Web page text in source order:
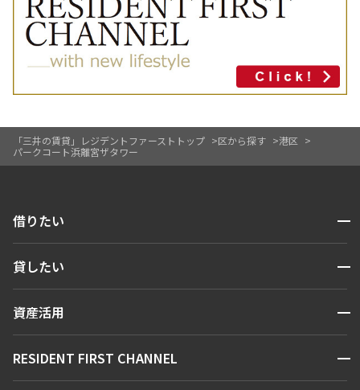
「三井の賃貸」レジデントファーストトップ 区から探す
港区
パークコート浜離宮ザタワー
借りたい 開閉
人気エリアから探す
貸したい 開閉
お問い合わせ
資産活用 開閉
お問い合わせ
RESIDENT FIRST CHANNEL 開閉